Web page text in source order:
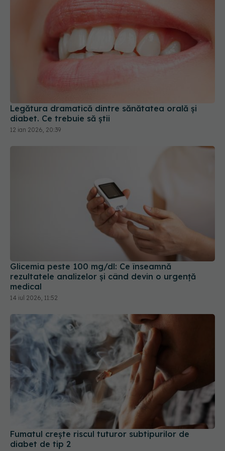
Legătura dramatică dintre sănătatea orală și
diabet. Ce trebuie să știi
12 ian 2026, 20:39
Glicemia peste 100 mg/dl: Ce înseamnă
rezultatele analizelor și când devin o urgență
medical
14 iul 2026, 11:52
Fumatul crește riscul tuturor subtipurilor de
diabet de tip 2